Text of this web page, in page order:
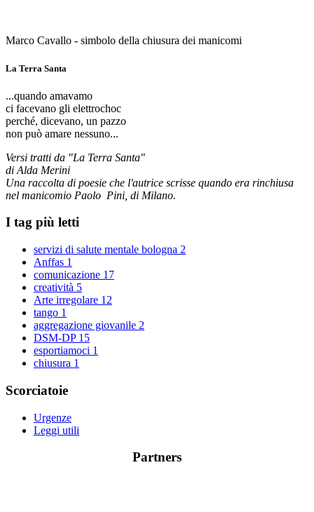
Marco Cavallo - simbolo della chiusura dei manicomi
La Terra Santa
...quando amavamo
ci facevano gli elettrochoc
perché, dicevano, un pazzo
non può amare nessuno...
Versi tratti da "La Terra Santa"
di Alda Merini
Una raccolta di poesie che l'autrice scrisse quando era rinchiusa
nel manicomio Paolo Pini, di Milano.
I tag più letti
servizi di salute mentale bologna 2
Anffas 1
comunicazione 17
creatività 5
Arte irregolare 12
tango 1
aggregazione giovanile 2
DSM-DP 15
esportiamoci 1
chiusura 1
Scorciatoie
Urgenze
Leggi utili
Partners